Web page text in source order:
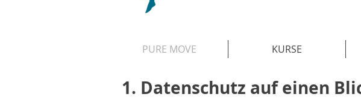
PURE MOVE KURSE
1. Datenschutz auf einen